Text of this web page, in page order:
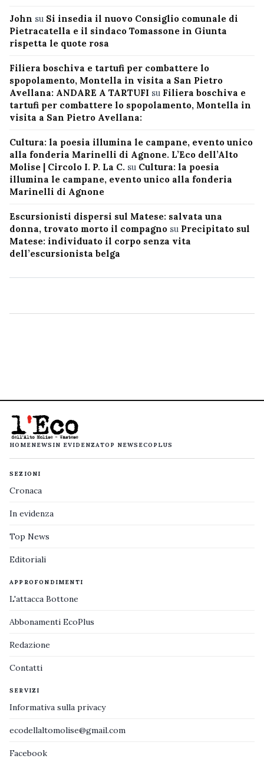
John su Si insedia il nuovo Consiglio comunale di
Pietracatella e il sindaco Tomassone in Giunta
rispetta le quote rosa
Filiera boschiva e tartufi per combattere lo
spopolamento, Montella in visita a San Pietro
Avellana: ANDARE A TARTUFI su Filiera boschiva e
tartufi per combattere lo spopolamento, Montella in
visita a San Pietro Avellana:
Cultura: la poesia illumina le campane, evento unico
alla fonderia Marinelli di Agnone. L’Eco dell’Alto
Molise | Circolo I. P. La C. su Cultura: la poesia
illumina le campane, evento unico alla fonderia
Marinelli di Agnone
Escursionisti dispersi sul Matese: salvata una
donna, trovato morto il compagno su Precipitato sul
Matese: individuato il corpo senza vita
dell’escursionista belga
HOMENEWS IN EVIDENZATOP NEWS ECOPLUS
SEZIONI
Cronaca
In evidenza
Top News
Editoriali
APPROFONDIMENTI
L'attacca Bottone
Abbonamenti EcoPlus
Redazione
Contatti
SERVIZI
Informativa sulla privacy
ecodellaltomolise@gmail.com
Facebook